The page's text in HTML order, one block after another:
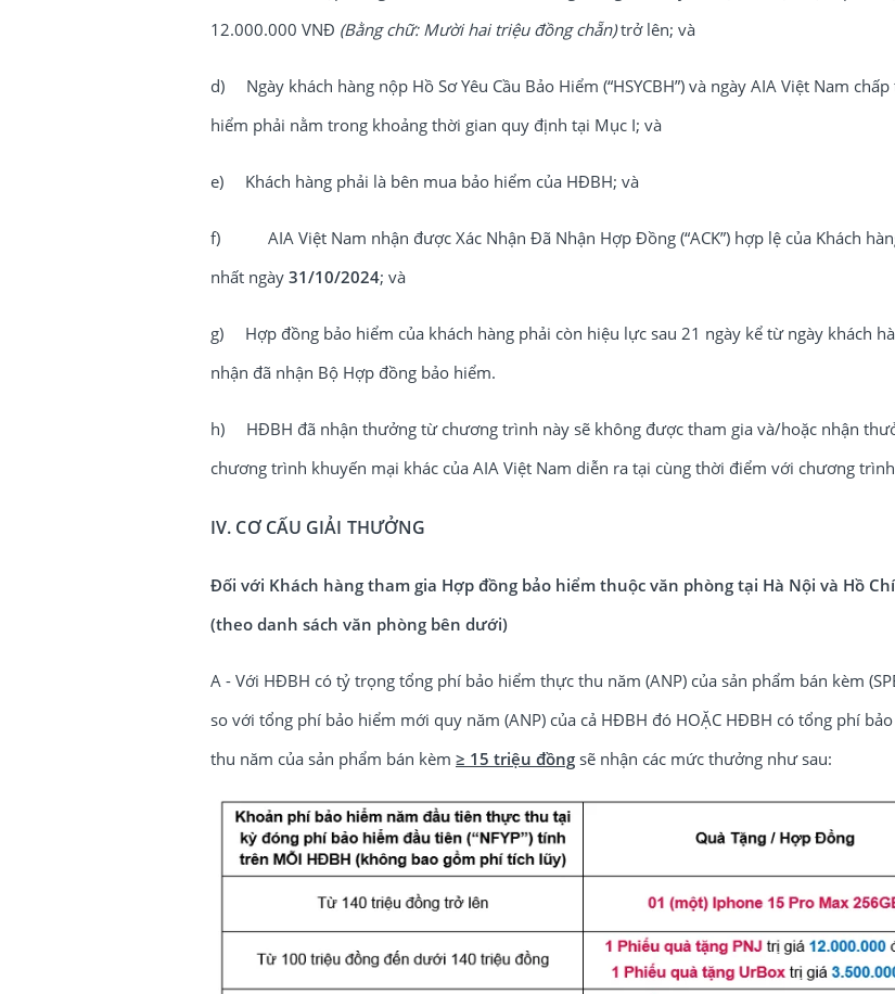
12.000.000 VNĐ (Bằng chữ: Mười hai triệu đồng chẵn)trở lên; và
d) Ngày khách hàng nộp Hồ Sơ Yêu Cầu Bảo Hiểm (“HSYCBH”) và ngày AIA Việt Nam
hiểm phải nằm trong khoảng thời gian quy định tại Mục I; và
e) Khách hàng phải là bên mua bảo hiểm của HĐBH; và
f) AIA Việt Nam nhận được Xác Nhận Đã Nhận Hợp Đồng (“ACK”) hợp lệ của Khách
nhất ngày 31/10/2024; và
g) Hợp đồng bảo hiểm của khách hàng phải còn hiệu lực sau 21 ngày kể từ ngày khách
nhận đã nhận Bộ Hợp đồng bảo hiểm.
h) HĐBH đã nhận thưởng từ chương trình này sẽ không được tham gia và/hoặc nhận
chương trình khuyến mại khác của AIA Việt Nam diễn ra tại cùng thời điểm với chương
IV. CƠ CẤU GIẢI THƯỞNG
Đối với Khách hàng tham gia Hợp đồng bảo hiểm thuộc văn phòng tại Hà Nội và Hồ
(theo danh sách văn phòng bên dưới)
A - Với HĐBH có tỷ trọng tổng phí bảo hiểm thực thu năm (ANP) của sản phẩm bán kèm
so với tổng phí bảo hiểm mới quy năm (ANP) của cả HĐBH đó HOẶC HĐBH có tổng phí
thu năm của sản phẩm bán kèm ≥ 15 triệu đồng sẽ nhận các mức thưởng như sau: